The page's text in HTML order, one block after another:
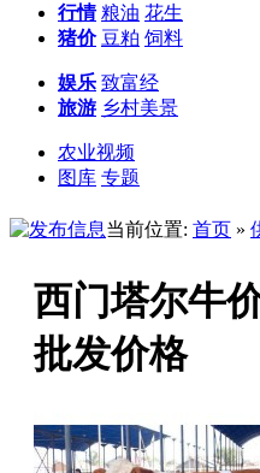
行情 粮油 花生
猪价 豆粕 饲料
娱乐 致富经
旅游 乡村美景
农业视频
图库 专题
当前位置: 首页 »
西门塔尔牛
批发价格